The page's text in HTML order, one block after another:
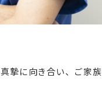
摯に向き合い、ご家族